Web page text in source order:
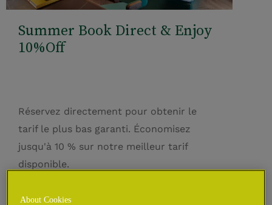
Summer Book Direct & Enjoy
10%Off
Réservez directement pour obtenir le
tarif le plus bas garanti. Économisez
jusqu'à 10 % sur notre meilleur tarif
disponible.
Voir les détails
About Cookies